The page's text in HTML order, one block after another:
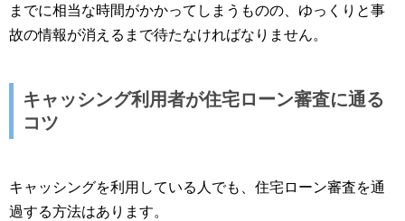
までに相当な時間がかかってしまうものの、ゆっくりと事
故の情報が消えるまで待たなければなりません。
キャッシング利用者が住宅ローン審査に通る
コツ
キャッシングを利用している人でも、住宅ローン審査を通
過する方法はあります。